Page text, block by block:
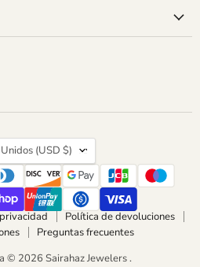
(USD $)
Política de devoluciones
Preguntas frecuentes
© 2026 Sairahaz Jewelers .